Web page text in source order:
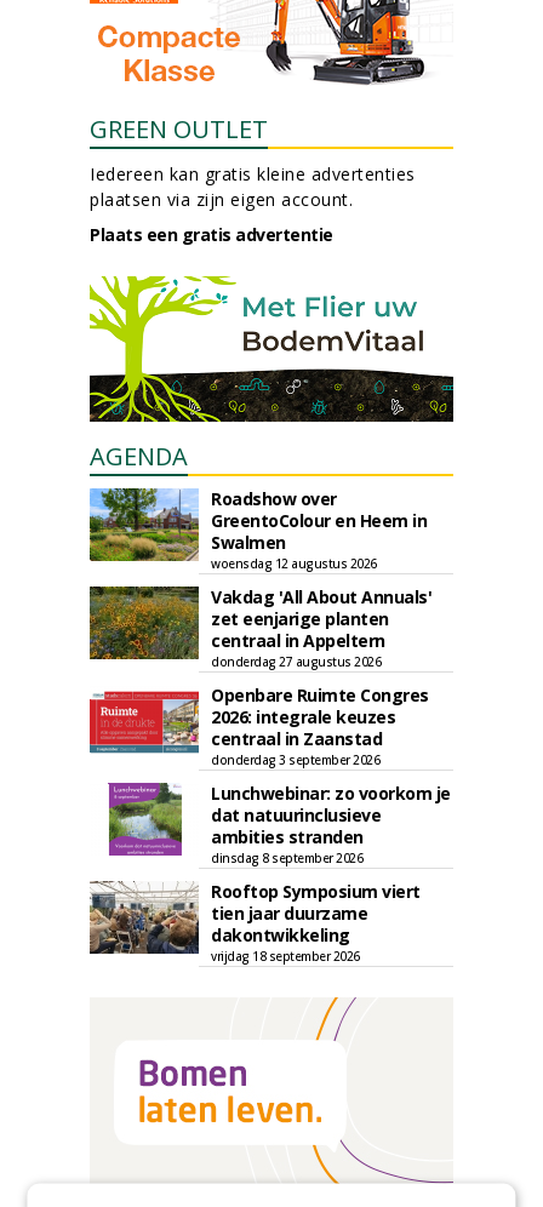
GREEN OUTLET
Iedereen kan gratis kleine advertenties
plaatsen via zijn eigen account.
Plaats een gratis advertentie
AGENDA
Roadshow over
GreentoColour en Heem in
Swalmen
woensdag 12 augustus 2026
Vakdag 'All About Annuals'
zet eenjarige planten
centraal in Appeltern
donderdag 27 augustus 2026
Openbare Ruimte Congres
2026: integrale keuzes
centraal in Zaanstad
donderdag 3 september 2026
Lunchwebinar: zo voorkom je
dat natuurinclusieve
ambities stranden
dinsdag 8 september 2026
Rooftop Symposium viert
tien jaar duurzame
dakontwikkeling
vrijdag 18 september 2026